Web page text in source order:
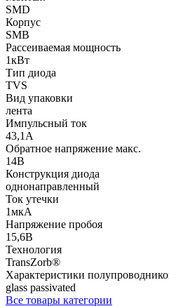
SMD
Корпус
SMB
Рассеиваемая мощность
1кВт
Тип диода
TVS
Вид упаковки
лента
Импульсный ток
43,1А
Обратное напряжение макс.
14В
Конструкция диода
однонаправленный
Ток утечки
1мкА
Напряжение пробоя
15,6В
Технология
TransZorb®
Характеристики
glass passivated
Все товары категории